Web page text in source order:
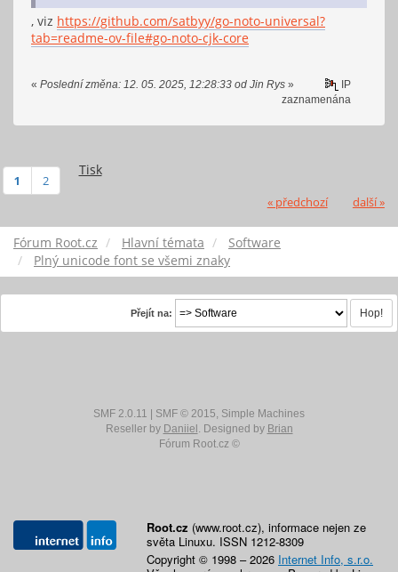
, viz https://github.com/satbyy/go-noto-universal?
tab=readme-ov-file#go-noto-cjk-core
« Poslední změna: 12. 05. 2025, 12:28:33 od Jin Rys »
IP
zaznamenána
Tisk
1 2
« předchozí další »
Fórum Root.cz Hlavní témata
Software
Plný unicode font se všemi znaky
Přejít na:
SMF 2.0.11 SMF © 2015, Simple Machines
Reseller by Daniiel . Designed by Brian
Fórum Root.cz ©
Root.cz (www.root.cz), informace nejen ze
světa Linuxu. ISSN 1212-8309
Copyright © 1998 – 2026 Internet Info, s.r.o.